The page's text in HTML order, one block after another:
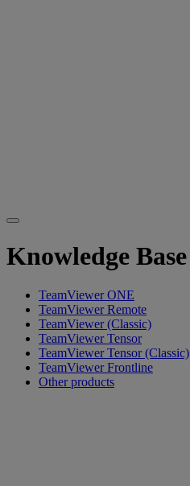
Knowledge Base
TeamViewer ONE
TeamViewer Remote
TeamViewer (Classic)
TeamViewer Tensor
TeamViewer Tensor (Classic)
TeamViewer Frontline
Other products